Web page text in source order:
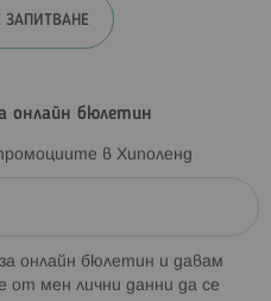
ЗАПИТВАНЕ
онлайн бюлетин
в Хиполенд
онлайн бюлетин и давам
от мен лични данни да се